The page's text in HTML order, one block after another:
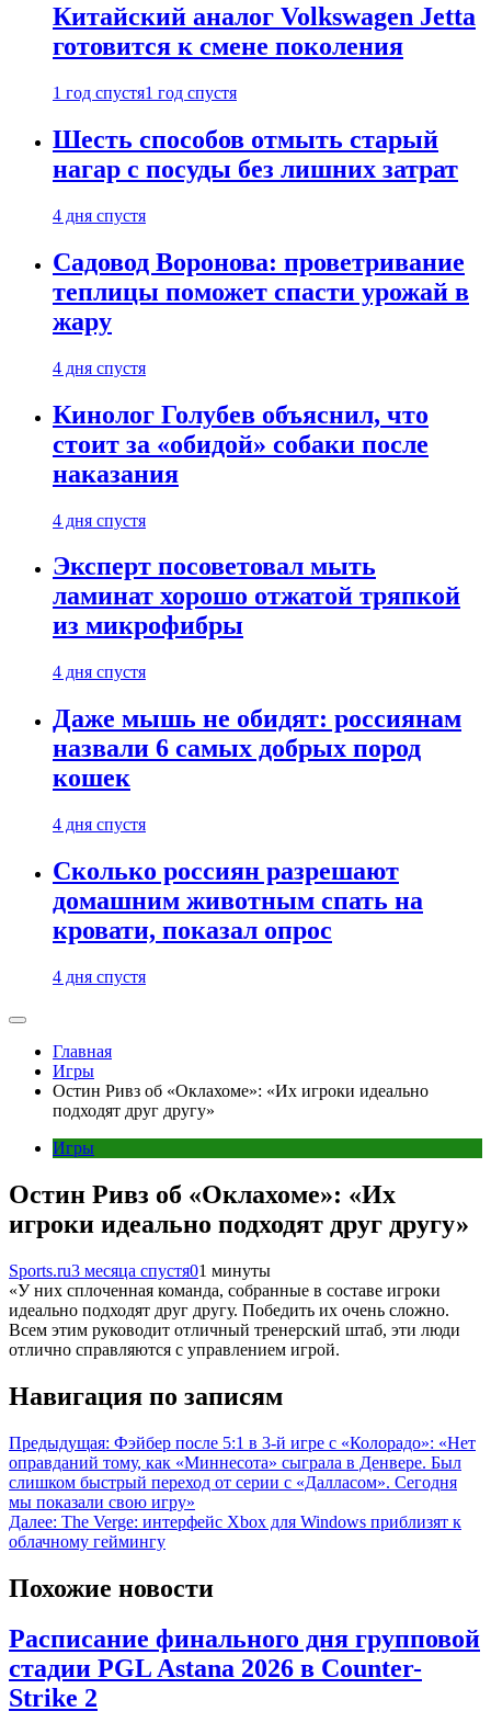
Китайский аналог Volkswagen Jetta
готовится к смене поколения
1 год спустя1 год спустя
Шесть способов отмыть старый
нагар с посуды без лишних затрат
4 дня спустя
Садовод Воронова: проветривание
теплицы поможет спасти урожай в
жару
4 дня спустя
Кинолог Голубев объяснил, что
стоит за «обидой» собаки после
наказания
4 дня спустя
Эксперт посоветовал мыть
ламинат хорошо отжатой тряпкой
из микрофибры
4 дня спустя
Даже мышь не обидят: россиянам
назвали 6 самых добрых пород
кошек
4 дня спустя
Сколько россиян разрешают
домашним животным спать на
кровати, показал опрос
4 дня спустя
Главная
Игры
Остин Ривз об «Оклахоме»: «Их игроки идеально
подходят друг другу»
Игры
Остин Ривз об «Оклахоме»: «Их
игроки идеально подходят друг другу»
Sports.ru3 месяца спустя01 минуты
«У них сплоченная команда, собранные в составе игроки
идеально подходят друг другу. Победить их очень сложно.
Всем этим руководит отличный тренерский штаб, эти люди
отлично справляются с управлением игрой.
Навигация по записям
Предыдущая: Фэйбер после 5:1 в 3-й игре с «Колорадо»: «Нет
оправданий тому, как «Миннесота» сыграла в Денвере. Был
слишком быстрый переход от серии с «Далласом». Сегодня
мы показали свою игру»
Далее: The Verge: интерфейс Xbox для Windows приблизят к
облачному геймингу
Похожие новости
Расписание финального дня групповой
стадии PGL Astana 2026 в Counter-
Strike 2